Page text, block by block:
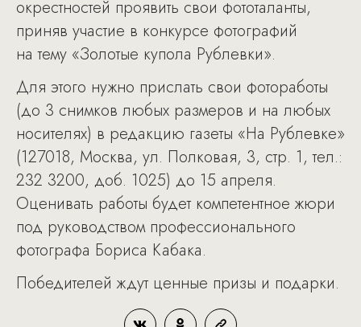
окрестностей проявить свои фототаланты,
приняв участие в конкурсе фотографий
на тему «Золотые купола Рублевки».
Для этого нужно прислать свои фотоработы
(до 3 снимков любых размеров и на любых
носителях) в редакцию газеты «На Рублевке»
(127018, Москва, ул. Полковая, 3, стр. 1, тел.:
232 3200, доб. 1025) до 15 апреля.
Оценивать работы будет компетентное жюри
под руководством профессионального
фотографа Бориса Кабака.
Победителей ждут ценные призы и подарки.